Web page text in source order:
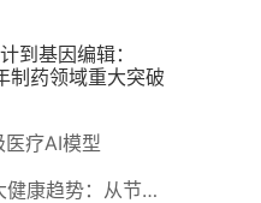
到基因编辑：
制药领域重大突破
疗AI模型
定义2026年的10大健康趋势：从节律健康到冷热交替疗法